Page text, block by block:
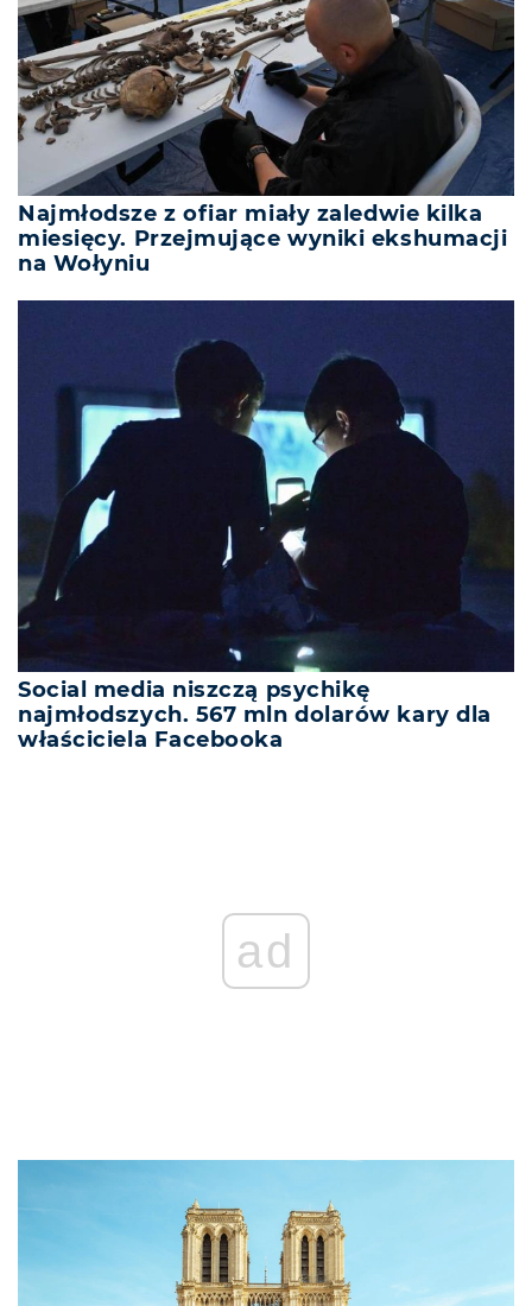
Najmłodsze z ofiar miały zaledwie kilka
miesięcy. Przejmujące wyniki ekshumacji
na Wołyniu
Social media niszczą psychikę
najmłodszych. 567 mln dolarów kary dla
właściciela Facebooka
ad